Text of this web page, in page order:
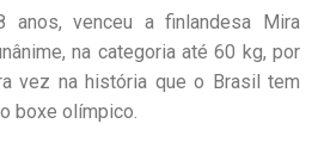
anos, venceu a finlandesa Mira
na categoria até 60 kg, por
vez na história que o Brasil tem
boxe olímpico.